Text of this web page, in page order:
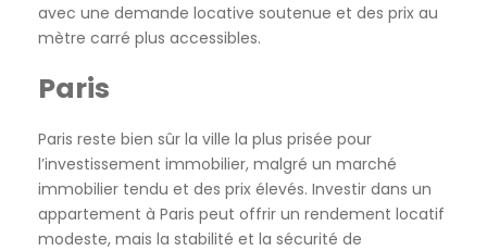
avec une demande locative soutenue et des prix au
mètre carré plus accessibles.
Paris
Paris reste bien sûr la ville la plus prisée pour
l’investissement immobilier, malgré un marché
immobilier tendu et des prix élevés. Investir dans un
appartement à Paris peut offrir un rendement locatif
modeste, mais la stabilité et la sécurité de